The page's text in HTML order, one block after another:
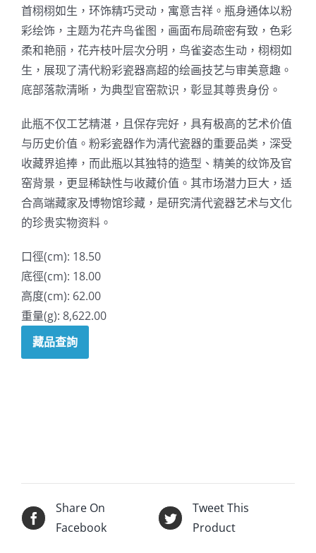
首栩栩如生，环饰精巧灵动，寓意吉祥。瓶身通体以粉
彩绘饰，主题为花卉鸟雀图，画面布局疏密有致，色彩
柔和艳丽，花卉枝叶层次分明，鸟雀姿态生动，栩栩如
生，展现了清代粉彩瓷器高超的绘画技艺与审美意趣。
底部落款清晰，为典型官窑款识，彰显其尊贵身份。
此瓶不仅工艺精湛，且保存完好，具有极高的艺术价值
与历史价值。粉彩瓷器作为清代瓷器的重要品类，深受
收藏界追捧，而此瓶以其独特的造型、精美的纹饰及官
窑背景，更显稀缺性与收藏价值。其市场潜力巨大，适
合高端藏家及博物馆珍藏，是研究清代瓷器艺术与文化
的珍贵实物资料。
口徑(cm): 18.50
底徑(cm): 18.00
高度(cm): 62.00
重量(g): 8,622.00
藏品查詢
Share On
Facebook
Tweet This
Product